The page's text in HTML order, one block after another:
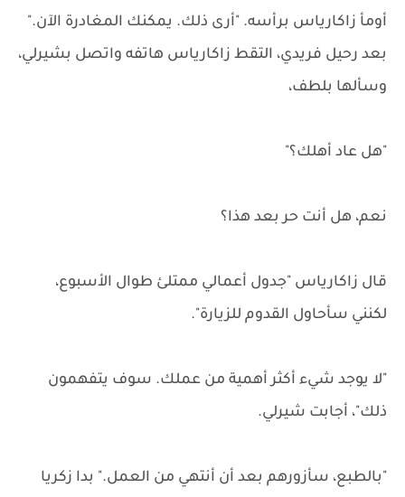
أومأ زاكارياس برأسه. "أرى ذلك. يمكنك المغادرة الآن."
بعد رحيل فريدي، التقط زاكارياس هاتفه واتصل بشيرلي،
وسألها بلطف،
"هل عاد أهلك؟"
نعم، هل أنت حر بعد هذا؟
قال زاكارياس "جدول أعمالي ممتلئ طوال الأسبوع،
لكنني سأحاول القدوم للزيارة".
"لا يوجد شيء أكثر أهمية من عملك. سوف يتفهمون
ذلك"، أجابت شيرلي.
"بالطبع، سأزورهم بعد أن أنتهي من العمل." بدا زكريا